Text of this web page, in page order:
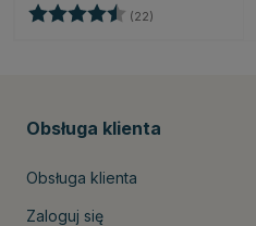
Ocena: (22)
Obsługa klienta
Obsługa klienta
Zaloguj się